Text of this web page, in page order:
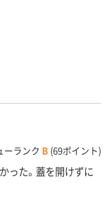
ーランク B (69ポイント)
った。蓋を開けずに